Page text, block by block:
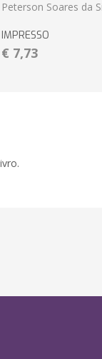
Peterson Soares da
IMPRESSO
€ 7,73